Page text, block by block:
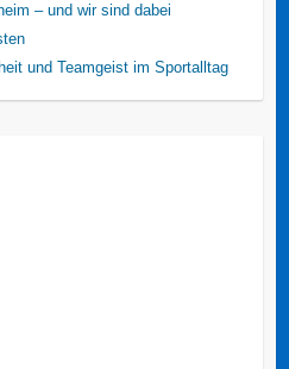
– und wir sind dabei
und Teamgeist im Sportalltag